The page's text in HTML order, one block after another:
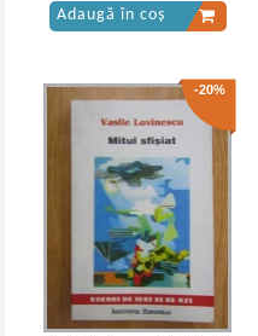
Adaugă în coș
-20%